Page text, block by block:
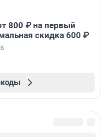
800 ₽ на первый
скидка 600 ₽